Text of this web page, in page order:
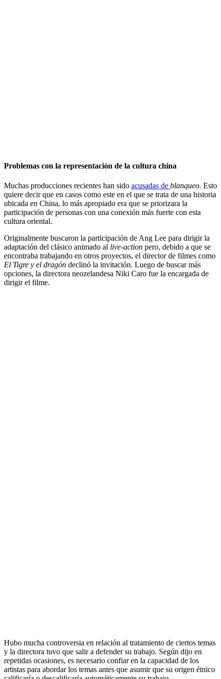
Problemas con la representación de la cultura china
Muchas producciones recientes han sido acusadas de blanqueo. Esto
quiere decir que en casos como este en el que se trata de una historia
ubicada en China, lo más apropiado era que se priorizara la
participación de personas con una conexión más fuerte con esta
cultura oriental.
Originalmente buscaron la participación de Ang Lee para dirigir la
adaptación del clásico animado al live-action pero, debido a que se
encontraba trabajando en otros proyectos, el director de filmes como
El Tigre y el dragón declinó la invitación. Luego de buscar más
opciones, la directora neozelandesa Niki Caro fue la encargada de
dirigir el filme.
Hubo mucha controversia en relación al tratamiento de ciertos temas
y la directora tuvo que salir a defender su trabajo. Según dijo en
repetidas ocasiones, es necesario confiar en la capacidad de los
artistas para abordar los temas antes que asumir que su origen étnico